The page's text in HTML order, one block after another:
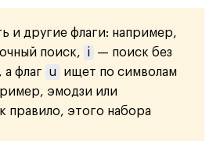
и другие флаги: например,
поиск, i
— поиск без
а флаг
u
ищет по символам
эмодзи или
правило, этого набора